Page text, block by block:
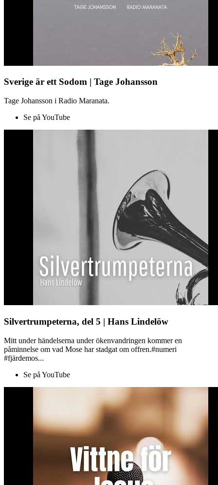
Sverige är ett Sodom | Tage Johansson
Tage Johansson i Radio Maranata.
Se på YouTube
Silvertrumpeterna, del 5 | Hans Lindelöw
Mitt under händelserna under ökenvandringen kommer en
påminnelse om vad Mose har stadgat om offren.#numeri
#fjärdemos...
Se på YouTube